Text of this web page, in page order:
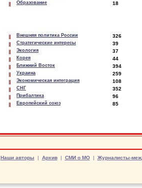
Образование 18
Внешняя политика России 326
Стратегические интересы 39
Экология 37
Корея 44
Ближний Восток 394
Украина 259
Экономическая интеграция 108
СНГ 352
Прибалтика 96
Европейский союз 85
Наши авторы | Архив| СМИ о МО| Журналисты-